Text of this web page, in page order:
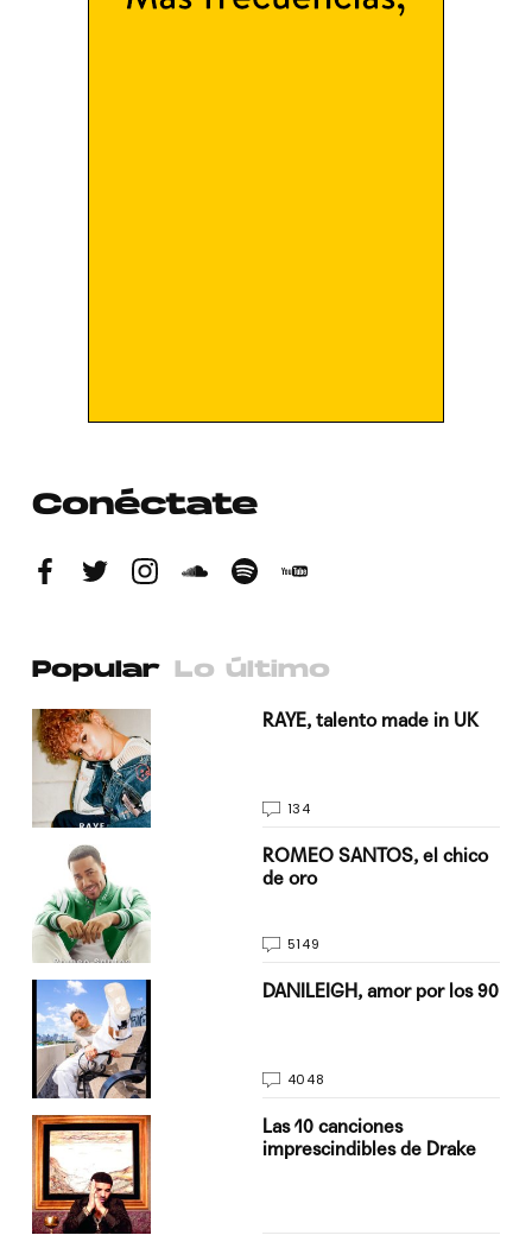
Conéctate
Popular Lo último
RAYE, talento made in UK
134
ROMEO SANTOS, el chico
de oro
5149
DANILEIGH, amor por los 90
4048
Las 10 canciones
imprescindibles de Drake